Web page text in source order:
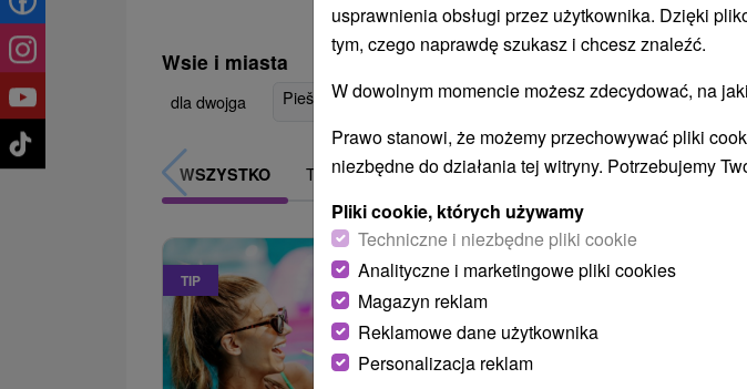
Wsie i miasta
dla dwojga Piešťany (20) Smrdáky(3)
WSZYSTKO TOP - BESTSELLERY NAJTAŃSZE NAJDROŻSZE
TIP TIP
usprawnienia obsługi przez użytkownika. Dzięki
tym, czego naprawdę szukasz i chcesz znaleźć.
W dowolnym momencie możesz zdecydować, na
Prawo stanowi, że możemy przechowywać pliki
niezbędne do działania tej witryny. Potrzebujemy
Pliki cookie, których używamy
Techniczne i niezbędne pliki cookie
Analityczne i marketingowe pliki cookies
Magazyn reklam
Reklamowe dane użytkownika
Personalizacja reklam